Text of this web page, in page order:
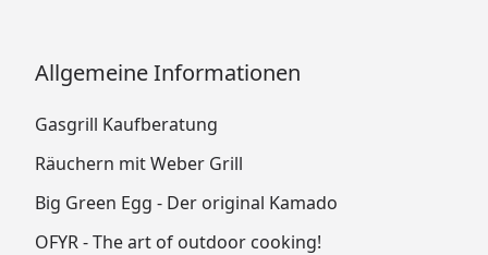
Allgemeine Informationen
Gasgrill Kaufberatung
Räuchern mit Weber Grill
Big Green Egg - Der original Kamado
OFYR - The art of outdoor cooking!